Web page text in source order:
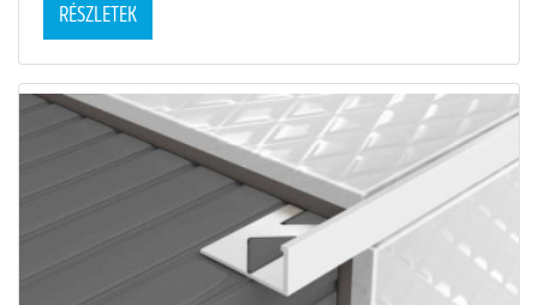
RÉSZLETEK